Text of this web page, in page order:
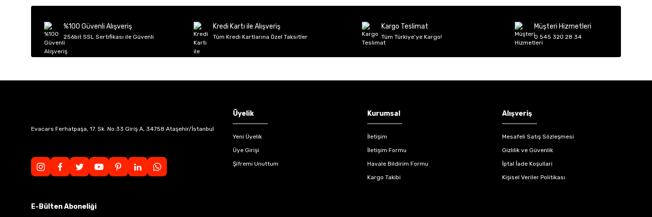
Ürün fiyatı diğer sitelerden daha pahalı.
Bu ürüne benzer farklı alternatifler olmalı.
%100 Güvenli Alışveriş
256bit SSL Sertifikası ile Güvenli
Kredi Kartı ile Alışveriş
Tüm Kredi Kartlarına Özel Taksitler
Kargo Teslimat
Tüm Türkiye’ye Kargo!
Müşteri Hizmetleri
0 545 320 28 34
Evacars Ferhatpaşa, 17. Sk. No:33 Giriş A, 34758 Ataşehir/İstanbul
Üyelik
Yeni Üyelik
Üye Girişi
Şifremi Unuttum
Kurumsal
İletişim
İletişim Formu
Havale Bildirim Formu
Kargo Takibi
Alışveriş
Mesafeli Satış Sözleşmesi
Gizlilik ve Güvenlik
İptal İade Koşullari
Kişisel Veriler Politikası
E-Bülten Aboneliği